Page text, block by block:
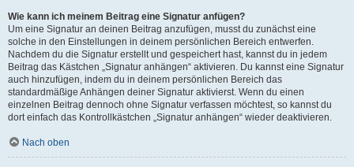
Wie kann ich meinem Beitrag eine Signatur anfügen?
Um eine Signatur an deinen Beitrag anzufügen, musst du zunächst eine
solche in den Einstellungen in deinem persönlichen Bereich entwerfen.
Nachdem du die Signatur erstellt und gespeichert hast, kannst du in jedem
Beitrag das Kästchen „Signatur anhängen“ aktivieren. Du kannst eine Signatur
auch hinzufügen, indem du in deinem persönlichen Bereich das
standardmäßige Anhängen deiner Signatur aktivierst. Wenn du einen
einzelnen Beitrag dennoch ohne Signatur verfassen möchtest, so kannst du
dort einfach das Kontrollkästchen „Signatur anhängen“ wieder deaktivieren.
Nach oben